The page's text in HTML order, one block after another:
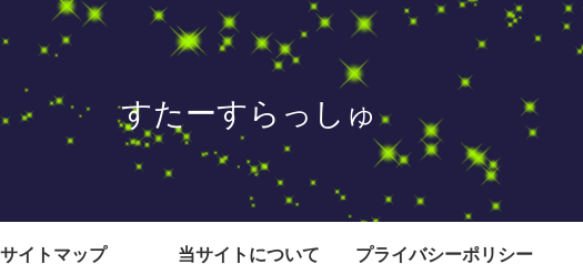
すたーすらっしゅ
サイトマップ 当サイトについて プライバシーポリシー